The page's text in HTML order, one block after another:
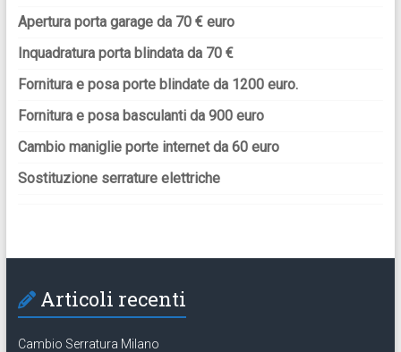
Apertura porta garage da 70 € euro
Inquadratura porta blindata da 70 €
Fornitura e posa porte blindate da 1200 euro.
Fornitura e posa basculanti da 900 euro
Cambio maniglie porte internet da 60 euro
Sostituzione serrature elettriche
Articoli recenti
Cambio Serratura Milano